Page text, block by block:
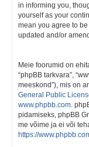
in informing you,
yourself as your
mean you agree to
updated and/or
Meie foorumid on
“phpBB tarkvara”,
meeskond”), mis on
General Public
www.phpbb.com.
pidamiseks, phpBB
me võime ja ei või
https://